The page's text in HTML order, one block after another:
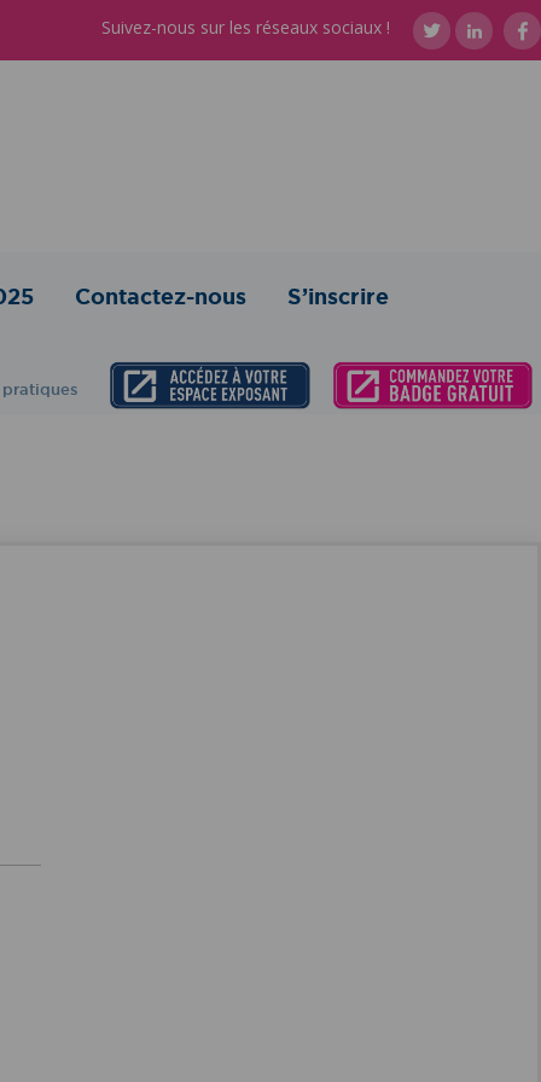
Suivez-nous sur les réseaux sociaux !
Contactez-nous S’inscrire